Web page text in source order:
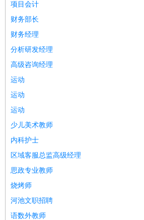
项目会计
财务部长
财务经理
分析研发经理
高级咨询经理
运动
运动
运动
少儿美术教师
内科护士
区域客服总监高级经理
思政专业教师
烧烤师
河池文职招聘
语数外教师